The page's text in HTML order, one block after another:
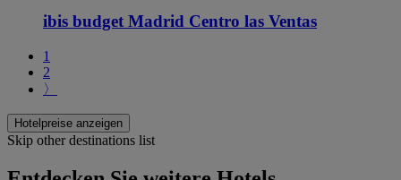
ibis budget Madrid Centro las Ventas
1
2
〉
Hotelpreise anzeigen
Skip other destinations list